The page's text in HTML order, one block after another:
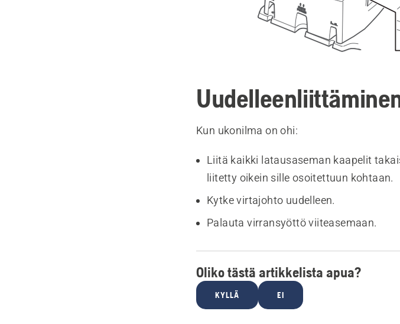
Kun ukonilma on ohi:
Liitä kaikki latausaseman kaapelit
liitetty oikein sille osoitettuun kohtaan.
Kytke virtajohto uudelleen.
Palauta virransyöttö viiteasemaan.
Oliko tästä artikkelista apua?
KYLLÄ EI